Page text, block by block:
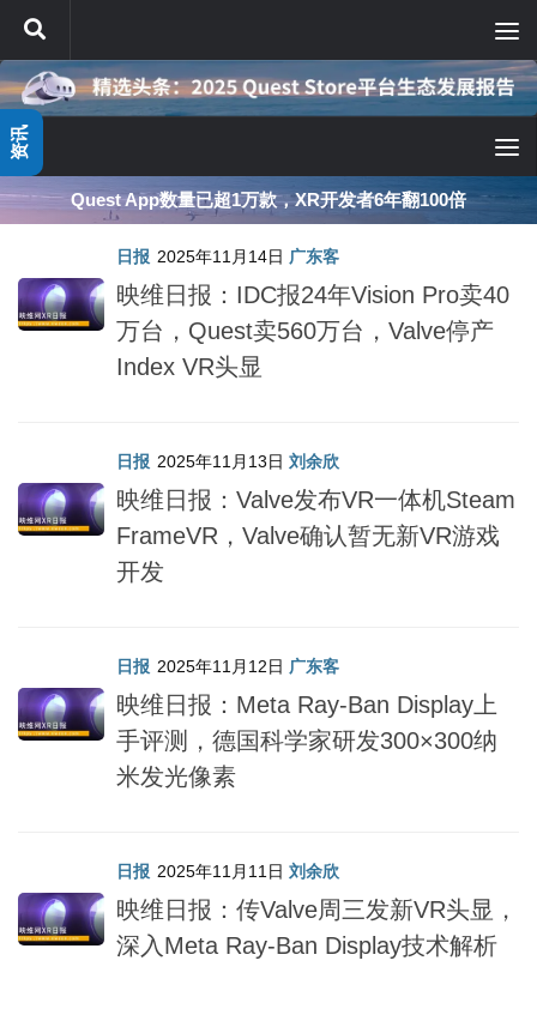
跳至内容
Quest App数量已超1万款，XR开发者6年翻100倍
日报 2025年11月14日 广东客
映维日报：IDC报24年Vision Pro卖40
万台，Quest卖560万台，Valve停产
Index VR头显
日报 2025年11月13日 刘余欣
映维日报：Valve发布VR一体机Steam
FrameVR，Valve确认暂无新VR游戏
开发
日报 2025年11月12日 广东客
映维日报：Meta Ray-Ban Display上
手评测，德国科学家研发300×300纳
米发光像素
日报 2025年11月11日 刘余欣
映维日报：传Valve周三发新VR头显，
深入Meta Ray-Ban Display技术解析
资讯